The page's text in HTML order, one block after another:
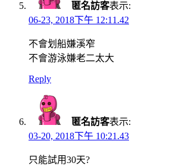
匿名訪客表示:
06-23, 2018下午 12:11.42
不會划船嫌溪窄
不會游泳嫌老二太大
Reply
匿名訪客表示:
03-20, 2018下午 10:21.43
只能試用30天?